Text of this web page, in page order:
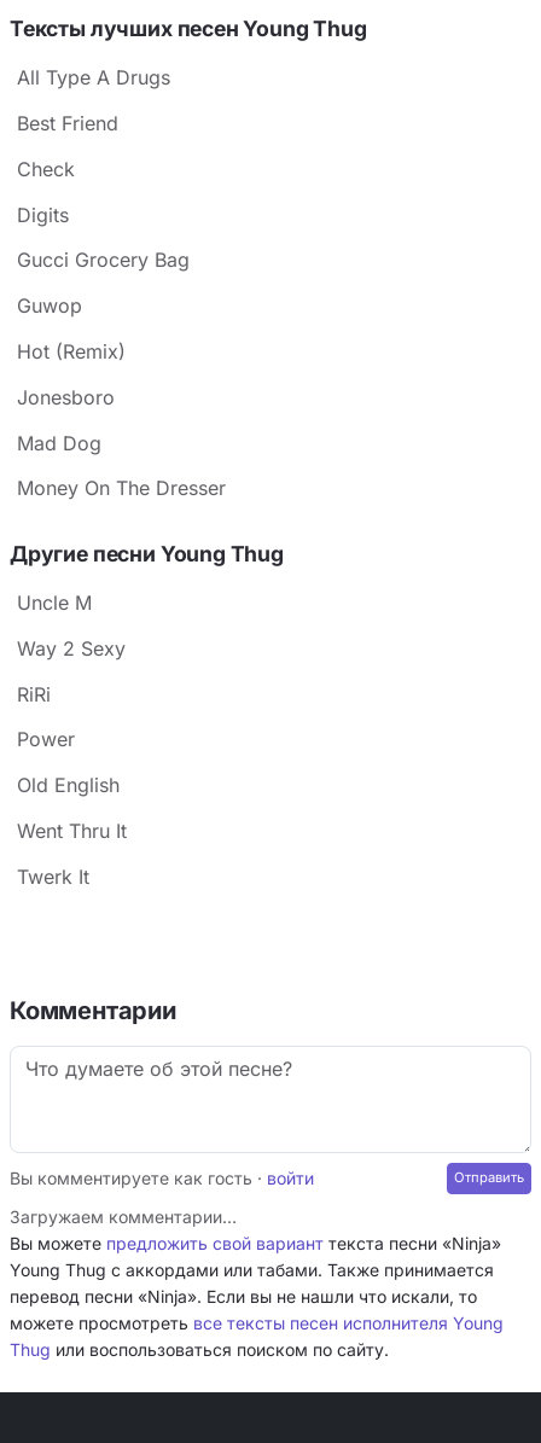
Тексты лучших песен Young Thug
All Type A Drugs
Best Friend
Check
Digits
Gucci Grocery Bag
Guwop
Hot (Remix)
Jonesboro
Mad Dog
Money On The Dresser
Другие песни Young Thug
Uncle M
Way 2 Sexy
RiRi
Power
Old English
Went Thru It
Twerk It
Комментарии
Вы комментируете как гость · войти
Загружаем комментарии…
Вы можете предложить свой вариант текста песни «Ninja»
Young Thug с аккордами или табами. Также принимается
перевод песни «Ninja». Если вы не нашли что искали, то
можете просмотреть все тексты песен исполнителя Young
Thug или воспользоваться поиском по сайту.